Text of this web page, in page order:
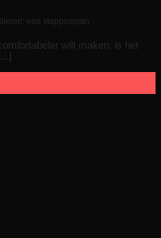
een stappenplan
wilt maken, is het